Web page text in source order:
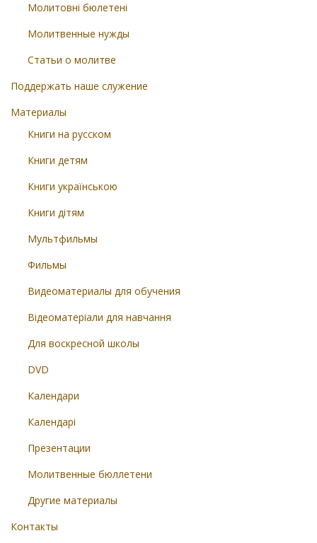
Молитовні бюлетені
Молитвенные нужды
Статьи о молитве
Поддержать наше служение
Материалы
Книги на русском
Книги детям
Книги українською
Книги дітям
Мультфильмы
Фильмы
Видеоматериалы для обучения
Відеоматеріали для навчання
Для воскресной школы
DVD
Календари
Календарі
Презентации
Молитвенные бюллетени
Другие материалы
Контакты